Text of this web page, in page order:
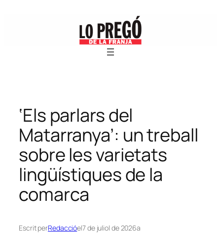
‘Els parlars del
Matarranya’: un treball
sobre les varietats
lingüístiques de la
comarca
Escrit perRedaccióel7 de juliol de 2026a